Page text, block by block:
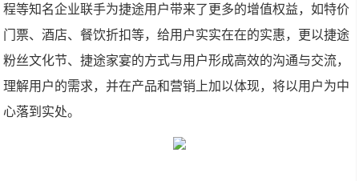
程等知名企业联手为捷途用户带来了更多的增值权益，如特价
门票、酒店、餐饮折扣等，给用户实实在在的实惠，更以捷途
粉丝文化节、捷途家宴的方式与用户形成高效的沟通与交流，
理解用户的需求，并在产品和营销上加以体现，将以用户为中
心落到实处。